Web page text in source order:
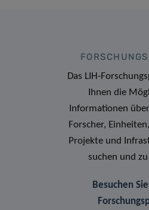
Das LIH-
Ihnen die
Informationen
Forscher,
Projekte und
suchen und
Besuchen